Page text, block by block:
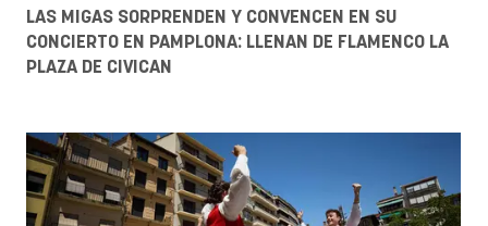
LAS MIGAS SORPRENDEN Y CONVENCEN EN SU
CONCIERTO EN PAMPLONA: LLENAN DE FLAMENCO LA
PLAZA DE CIVICAN